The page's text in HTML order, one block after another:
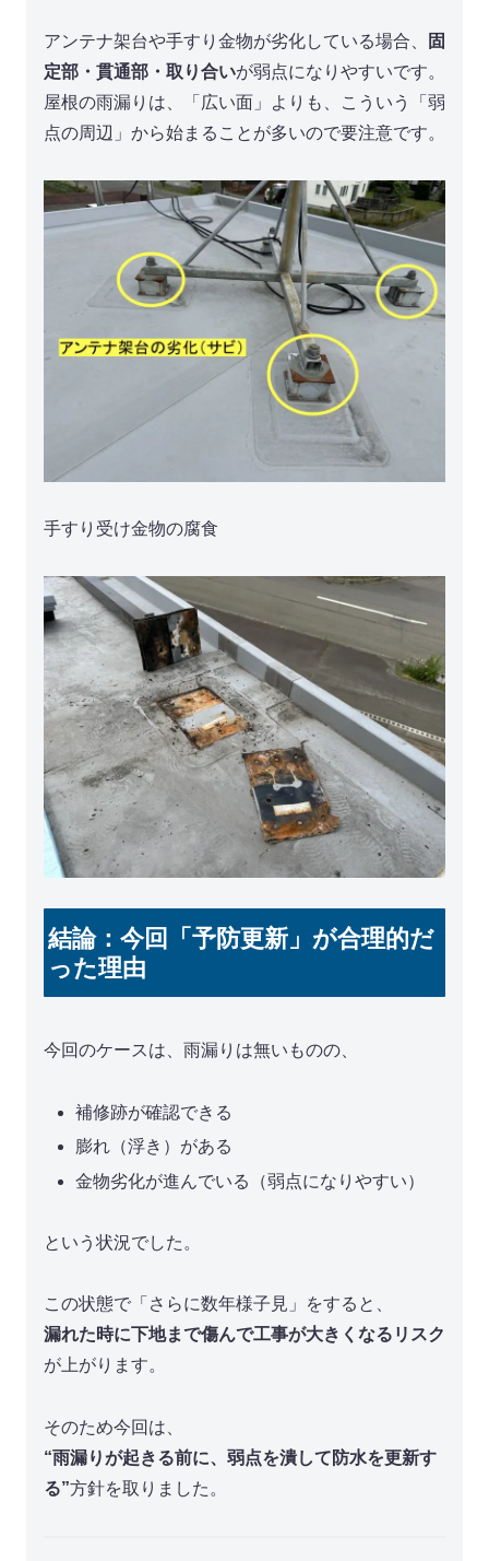
アンテナ架台や手すり金物が劣化している場合、
固
定部・貫通部・取り合いが弱点になりやすいです。
屋根の雨漏りは、「広い面」よりも、こういう「弱
点の周辺」から始まることが多いので要注意です。
手すり受け金物の腐食
結論：今回「予防更新」が合理的だ
った理由
今回のケースは、雨漏りは無いものの、
補修跡が確認できる
膨れ（浮き）がある
金物劣化が進んでいる（弱点になりやすい）
という状況でした。
この状態で「さらに数年様子見」をすると、
漏れた時に下地まで傷んで工事が大きくなるリスク
が上がります。
そのため今回は、
“雨漏りが起きる前に、弱点を潰して防水を更新す
る”方針を取りました。